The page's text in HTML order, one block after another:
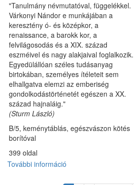
"Tanulmány névmutatóval, függelékkel.
Várkonyi Nándor e munkájában a
keresztény ó- és középkor, a
renaissance, a barokk kor, a
felvilágosodás és a XIX. század
eszméivel és nagy alakjaival foglalkozik.
Egyedülállóan széles tudásanyag
birtokában, személyes ítéleteit sem
elhallgatva elemzi az emberiség
gondolkodástörténetét egészen a XX.
század hajnaláig."
(Sturm László)
B/5, keménytáblás, egészvászon kötés
borítóval
399 oldal
További információ